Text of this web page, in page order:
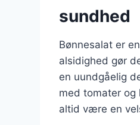
sundhed
Bønnesalat er
alsidighed gør
en uundgåelig
med tomater og
altid være en